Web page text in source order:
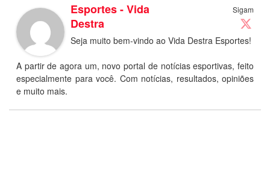
Sigam
Esportes - Vida
Destra
Seja muito bem-vindo ao Vida Destra Esportes!
A partir de agora um, novo portal de notícias esportivas, feito
especialmente para você. Com notícias, resultados, opiniões
e muito mais.